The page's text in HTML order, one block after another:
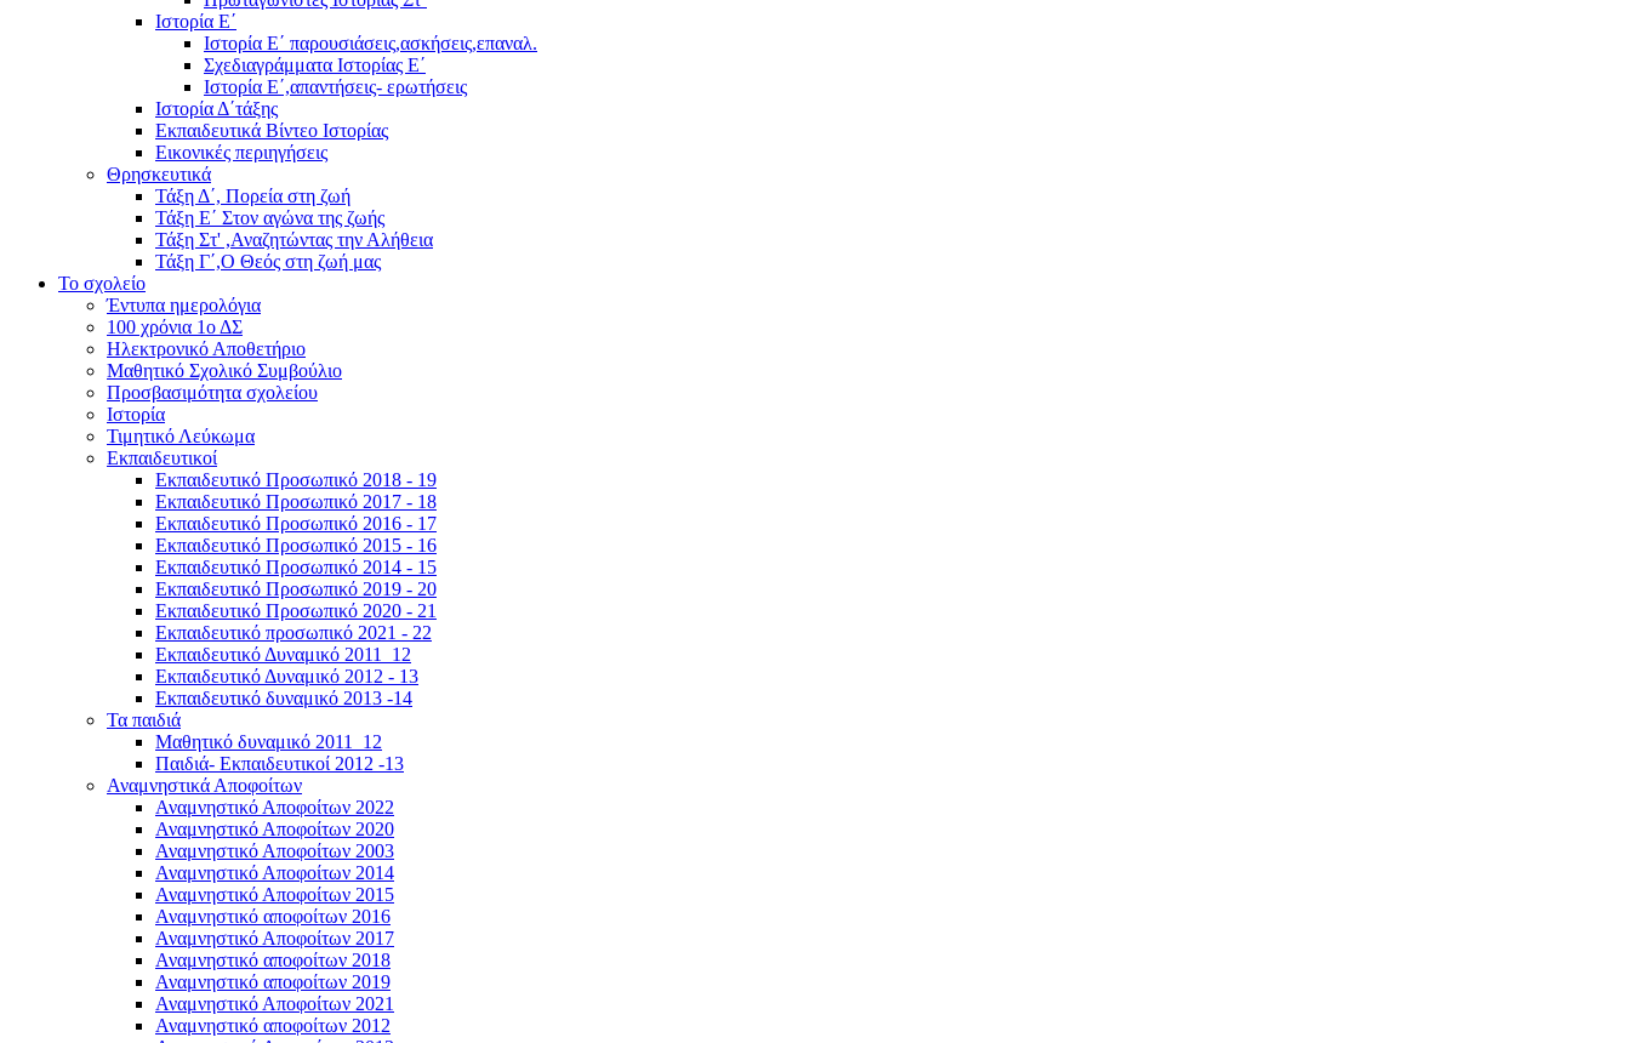
Ιστορία Ε΄
Ιστορία Ε΄ παρουσιάσεις,ασκήσεις,επαναλ.
Σχεδιαγράμματα Ιστορίας Ε΄
Ιστορία Ε΄,απαντήσεις- ερωτήσεις
Ιστορία Δ΄τάξης
Εκπαιδευτικά Βίντεο Ιστορίας
Εικονικές περιηγήσεις
Θρησκευτικά
Τάξη Δ΄, Πορεία στη ζωή
Τάξη Ε΄ Στον αγώνα της ζωής
Τάξη Στ' ,Αναζητώντας την Αλήθεια
Τάξη Γ΄,Ο Θεός στη ζωή μας
Το σχολείο
Έντυπα ημερολόγια
100 χρόνια 1ο ΔΣ
Ηλεκτρονικό Αποθετήριο
Μαθητικό Σχολικό Συμβούλιο
Προσβασιμότητα σχολείου
Ιστορία
Τιμητικό Λεύκωμα
Εκπαιδευτικοί
Εκπαιδευτικό Προσωπικό 2018 - 19
Εκπαιδευτικό Προσωπικό 2017 - 18
Εκπαιδευτικό Προσωπικό 2016 - 17
Εκπαιδευτικό Προσωπικό 2015 - 16
Εκπαιδευτικό Προσωπικό 2014 - 15
Εκπαιδευτικό Προσωπικό 2019 - 20
Εκπαιδευτικό Προσωπικό 2020 - 21
Εκπαιδευτικό προσωπικό 2021 - 22
Εκπαιδευτικό Δυναμικό 2011_12
Εκπαιδευτικό Δυναμικό 2012 - 13
Εκπαιδευτικό δυναμικό 2013 -14
Τα παιδιά
Μαθητικό δυναμικό 2011_12
Παιδιά- Εκπαιδευτικοί 2012 -13
Αναμνηστικά Αποφοίτων
Αναμνηστικό Αποφοίτων 2022
Αναμνηστικό Αποφοίτων 2020
Αναμνηστικό Αποφοίτων 2003
Αναμνηστικό Αποφοίτων 2014
Αναμνηστικό Αποφοίτων 2015
Αναμνηστικό αποφοίτων 2016
Αναμνηστικό Αποφοίτων 2017
Αναμνηστικό αποφοίτων 2018
Αναμνηστικό αποφοίτων 2019
Αναμνηστικό Αποφοίτων 2021
Αναμνηστικό αποφοίτων 2012